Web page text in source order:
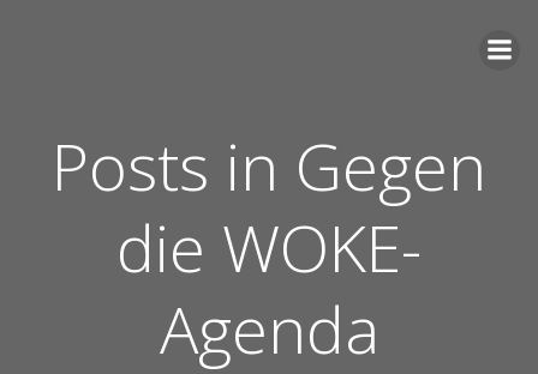
Posts in Gegen
die WOKE-
Agenda